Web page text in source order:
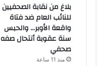
بلاغ من نقابة الصحفيين
للنائب العام ضد فتاة
واقعة الأوبر… والحبس
سنة عقوبة أنتحال صفه
صحفي
منذ 11 ساعة